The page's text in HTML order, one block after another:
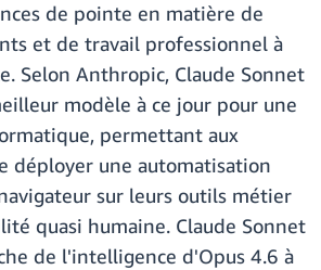
de pointe en matière de
et de travail professionnel à
Selon Anthropic, Claude Sonnet
modèle à ce jour pour une
permettant aux
déployer une automatisation
sur leurs outils métier
quasi humaine. Claude Sonnet
de l'intelligence d'Opus 4.6 à